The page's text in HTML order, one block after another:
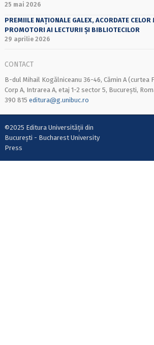
25 mai 2026
PREMIILE NAȚIONALE GALEX, ACORDATE CELOR
PROMOTORI AI LECTURII ȘI BIBLIOTECILOR
29 aprilie 2026
CONTACT
B-dul Mihail Kogălniceanu 36-46, Cămin A (curtea
Corp A, Intrarea A, etaj 1-2 sector 5, București,
390 815 editura@g.unibuc.ro
©2025 Editura Universității din
București - Bucharest University
Press